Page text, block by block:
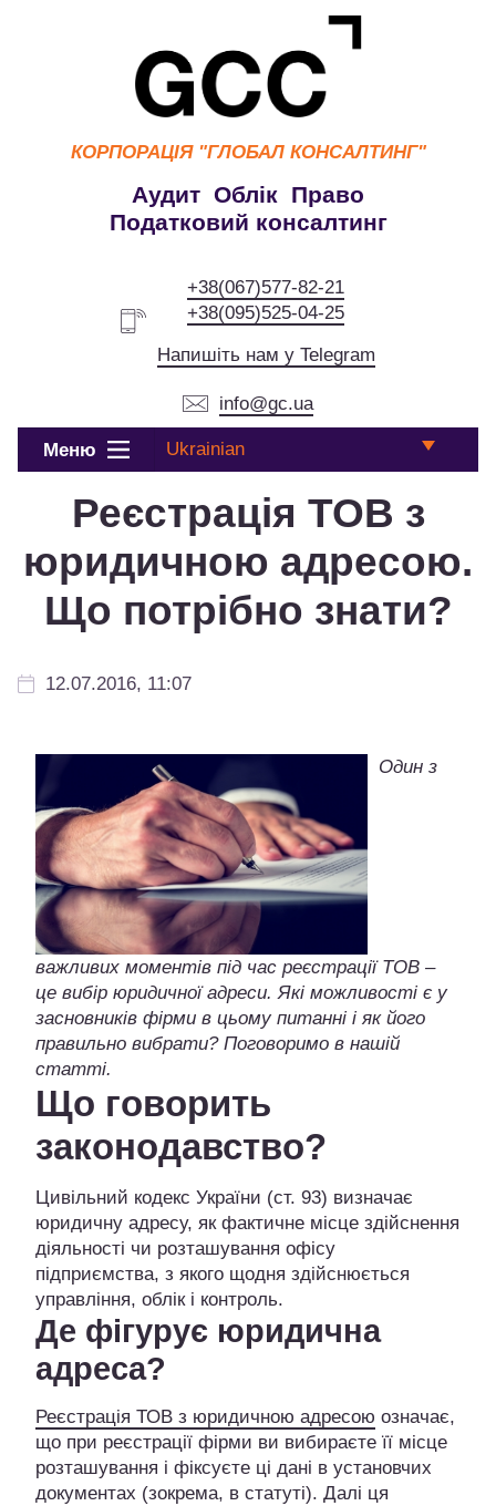
КОРПОРАЦІЯ "ГЛОБАЛ КОНСАЛТИНГ"
Аудит Облік Право
Податковий консалтинг
+38(067)577-82-21
+38(095)525-04-25
Напишіть нам у Telegram
info@gc.ua
Меню Ukrainian
Реєстрація ТОВ з
юридичною адресою.
Що потрібно знати?
12.07.2016, 11:07
Один з
важливих моментів під час реєстрації ТОВ –
це вибір юридичної адреси. Які можливості є у
засновників фірми в цьому питанні і як його
правильно вибрати? Поговоримо в нашій
статті.
Що говорить
законодавство?
Цивільний кодекс України (ст. 93) визначає
юридичну адресу, як фактичне місце здійснення
діяльності чи розташування офісу
підприємства, з якого щодня здійснюється
управління, облік і контроль.
Де фігурує юридична
адреса?
Реєстрація ТОВ з юридичною адресою означає,
що при реєстрації фірми ви вибираєте її місце
розташування і фіксуєте ці дані в установчих
документах (зокрема, в статуті). Далі ця